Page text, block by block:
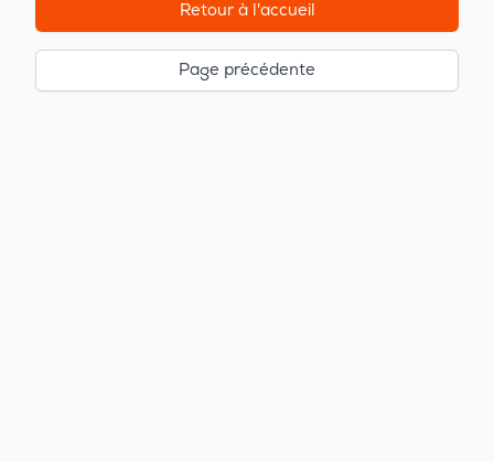
Retour à l'accueil
Page précédente